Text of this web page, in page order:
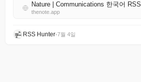
Nature | Communications 한국어 RSS
thenote.app
RSS Hunter•7월 4일